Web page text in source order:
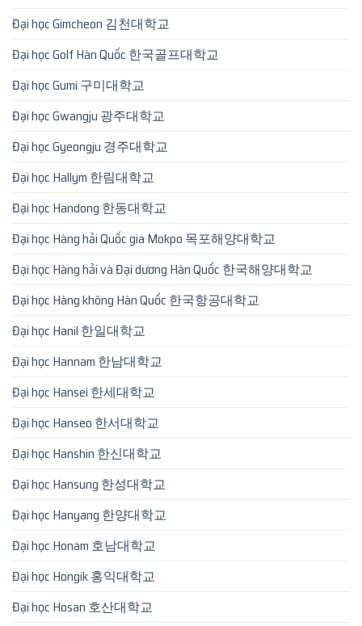
Đại học Gimcheon 김천대학교
Đại học Golf Hàn Quốc 한국골프대학교
Đại học Gumi 구미대학교
Đại học Gwangju 광주대학교
Đại học Gyeongju 경주대학교
Đại học Hallym 한림대학교
Đại học Handong 한동대학교
Đại học Hàng hải Quốc gia Mokpo 목포해양대학교
Đại học Hàng hải và Đại dương Hàn Quốc 한국해양대학교
Đại học Hàng không Hàn Quốc 한국항공대학교
Đại học Hanil 한일대학교
Đại học Hannam 한남대학교
Đại học Hansei 한세대학교
Đại học Hanseo 한서대학교
Đại học Hanshin 한신대학교
Đại học Hansung 한성대학교
Đại học Hanyang 한양대학교
Đại học Honam 호남대학교
Đại học Hongik 홍익대학교
Đại học Hosan 호산대학교